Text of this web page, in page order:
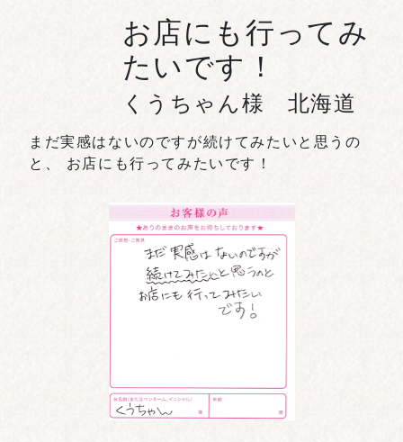
お店にも行ってみ
たいです！
くうちゃん様 北海道
まだ実感はないのですが続けてみたいと思うの
と、 お店にも行ってみたいです！